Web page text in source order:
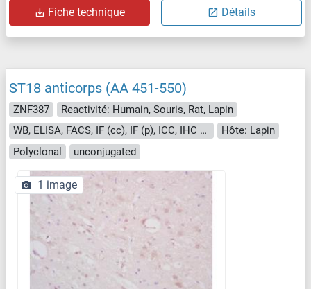
Fiche technique Détails
ST18 anticorps (AA 451-550)
ZNF387
Reactivité: Humain, Souris, Rat, Lapin
WB, ELISA, FACS, IF (cc), IF (p), ICC, IHC (p), IHC (fro)
Hôte: Lapin
Polyclonal
unconjugated
1 image